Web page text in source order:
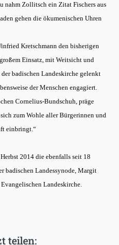
nahm Zollitsch ein Zitat Fischers aus
gehen die ökumenischen Uhren
Kretschmann den bisherigen
Einsatz, mit Weitsicht und
badischen Landeskirche gelenkt
der Menschen engagiert.
Cornelius-Bundschuh, präge
zum Wohle aller Bürgerinnen und
einbringt.“
2014 die ebenfalls seit 18
badischen Landessynode, Margit
Landeskirche.